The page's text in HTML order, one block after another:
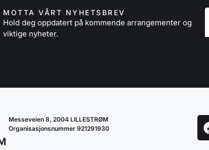
MOTTA VÅRT NYHETSBREV
Hold deg oppdatert på kommende arrangementer og
viktige nyheter.
Messeveien 8, 2004 LILLESTRØM
Organisasjonsnummer 921291930